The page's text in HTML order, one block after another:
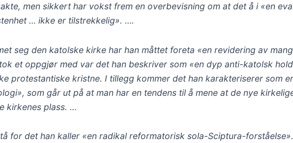
men sikkert har vokst frem en overbevisning om at det å i «en
… ikke er tilstrekkelig». ….
seg den katolske kirke har han måttet foreta «en revidering av
et oppgjør med var det han beskriver som «en dyp anti-katolsk
protestantiske kristne. I tillegg kommer det han karakteriserer som
som går ut på at man har en tendens til å mene at de nye
kirkenes plass. …
for det han kaller «en radikal reformatorisk sola-Sciptura-